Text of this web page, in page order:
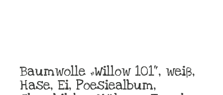
Baumwolle „Willow 101“, weiß,
Hase, Ei, Poesiealbum,